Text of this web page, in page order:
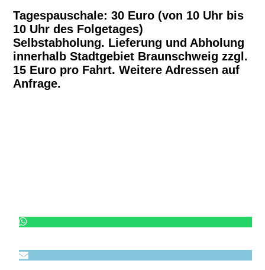
Tagespauschale: 30 Euro (von 10 Uhr bis
10 Uhr des Folgetages)
Selbstabholung. Lieferung und Abholung
innerhalb Stadtgebiet Braunschweig zzgl.
15 Euro pro Fahrt. Weitere Adressen auf
Anfrage.